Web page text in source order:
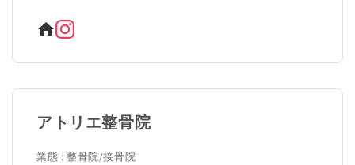
アトリエ整骨院
業態 : 整骨院/接骨院